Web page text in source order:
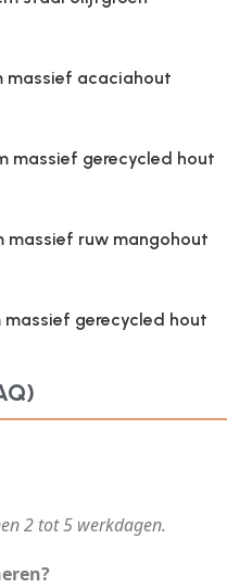
massief acaciahout
massief gerecycled hout
massief ruw mangohout
gerecycled hout
2 tot 5 werkdagen.